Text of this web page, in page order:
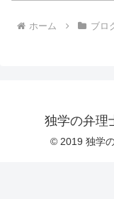
ホーム ブロ
独学の弁理
© 2019 独学